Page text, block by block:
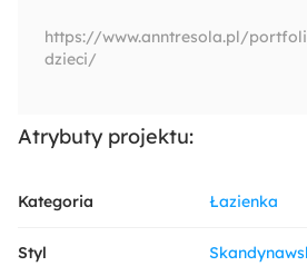
https://www.anntresola.pl/
dzieci/
Atrybuty projektu:
Kategoria Łazienka
Styl